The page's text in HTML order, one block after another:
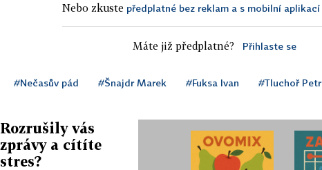
Nebo zkuste předplatné bez reklam a s mobilní aplikací
Máte již předplatné? Přihlaste se
#Nečasův pád #Šnajdr Marek #Fuksa Ivan #Tluchoř Petr
Rozrušily vás
zprávy a cítíte
stres?